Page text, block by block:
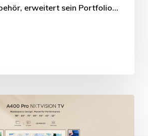
erweitert sein Portfolio…